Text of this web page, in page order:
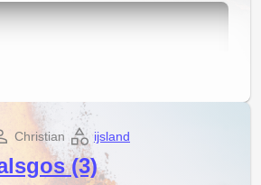
problemen is het makkelijk
gewoon te genieten van wat de
Christian ijsland
(3)